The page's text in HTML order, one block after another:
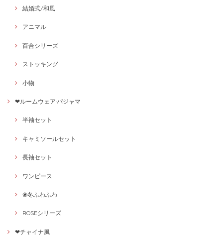
結婚式/和風
アニマル
百合シリーズ
ストッキング
小物
❤ルームウェア·パジャマ
半袖セット
キャミソールセット
長袖セット
ワンピース
❀冬ふわふわ
ROSEシリーズ
❤チャイナ風